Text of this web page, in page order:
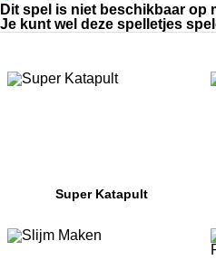
Dit spel is niet beschikbaar op
Je kunt wel deze spelletjes
Super Katapult